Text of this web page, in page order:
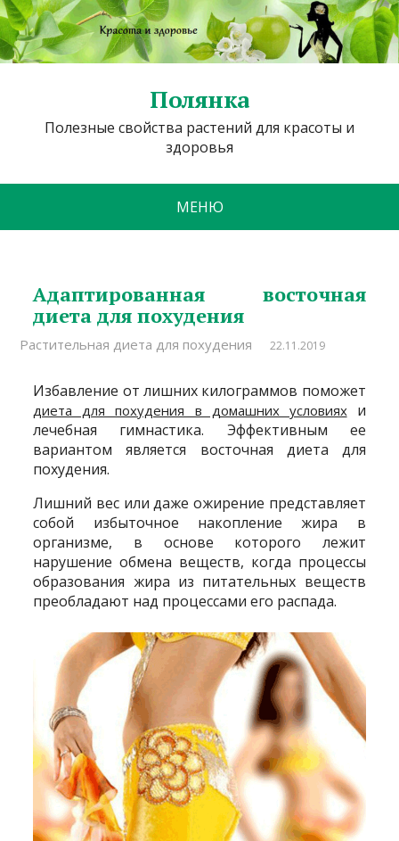
Полянка
Полезные свойства растений для красоты и
здоровья
МЕНЮ
Адаптированная восточная
диета для похудения
Растительная диета для похудения 22.11.2019
Избавление от лишних килограммов поможет
диета для похудения в домашних условияхи
лечебная гимнастика. Эффективным ее
вариантом является восточная диета для
похудения.
Лишний вес или даже ожирение представляет
собой избыточное накопление жира в
организме, в основе которого лежит
нарушение обмена веществ, когда процессы
образования жира из питательных веществ
преобладают над процессами его распада.